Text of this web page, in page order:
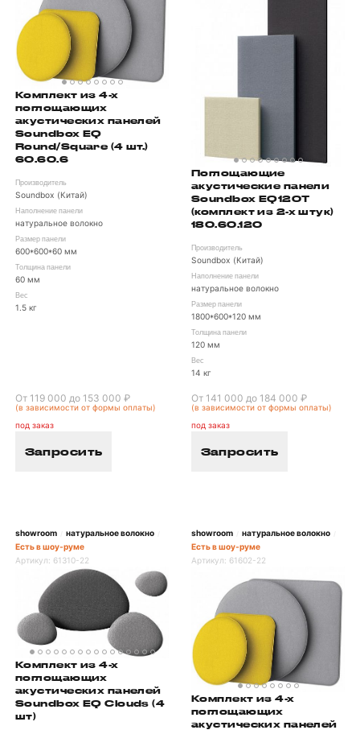
Комплект из 4-х
поглощающих
акустических панелей
Soundbox EQ
Round/Square (4 шт.)
60.60.6
Производитель
Soundbox (Китай)
Наполнение панели
натуральное волокно
Размер панели
600*600*60 мм
Толщина панели
60 мм
Вес
1.5 кг
От 119 000 до 153 000 ₽
(в зависимости от формы оплаты)
под заказ
Запросить
Поглощающие
акустические панели
Soundbox EQ120T
(комплект из 2-х штук)
180.60.120
Производитель
Soundbox (Китай)
Наполнение панели
натуральное волокно
Размер панели
1800*600*120 мм
Толщина панели
120 мм
Вес
14 кг
От 141 000 до 184 000 ₽
(в зависимости от формы оплаты)
под заказ
Запросить
showroom натуральное волокно
Есть в шоу-руме
Артикул: 61310-22
Комплект из 4-х
поглощающих
акустических панелей
Soundbox EQ Clouds (4
шт)
showroom натуральное волокно
Есть в шоу-руме
Артикул: 61602-22
Комплект из 4-х
поглощающих
акустических панелей